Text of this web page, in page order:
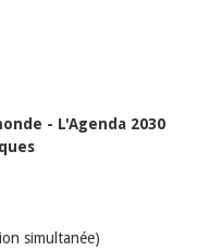
- L'Agenda 2030
simultanée)